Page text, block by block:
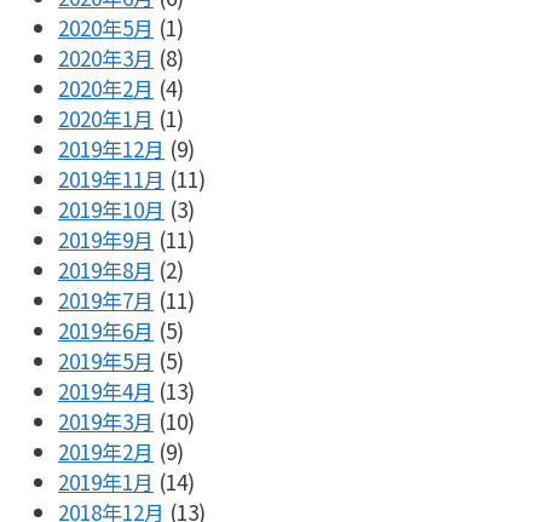
2020年5月 (1)
2020年3月 (8)
2020年2月 (4)
2020年1月 (1)
2019年12月 (9)
2019年11月 (11)
2019年10月 (3)
2019年9月 (11)
2019年8月 (2)
2019年7月 (11)
2019年6月 (5)
2019年5月 (5)
2019年4月 (13)
2019年3月 (10)
2019年2月 (9)
2019年1月 (14)
2018年12月 (13)